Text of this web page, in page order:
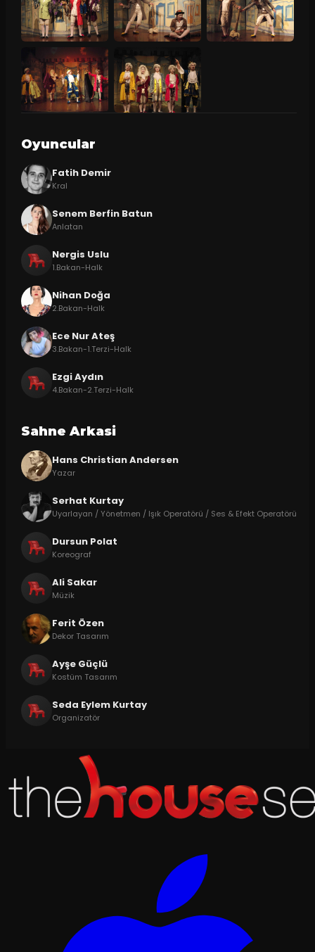
Oyuncular
Fatih Demir
Kral
Senem Berfin Batun
Anlatan
Nergis Uslu
1.Bakan-Halk
Nihan Doğa
2.Bakan-Halk
Ece Nur Ateş
3.Bakan-1.Terzi-Halk
Ezgi Aydın
4.Bakan-2.Terzi-Halk
Sahne Arkasi
Hans Christian Andersen
Yazar
Serhat Kurtay
Uyarlayan / Yönetmen / Işık Operatörü / Ses & Efekt Operatörü
Dursun Polat
Koreograf
Ali Sakar
Müzik
Ferit Özen
Dekor Tasarım
Ayşe Güçlü
Kostüm Tasarım
Seda Eylem Kurtay
Organizatör